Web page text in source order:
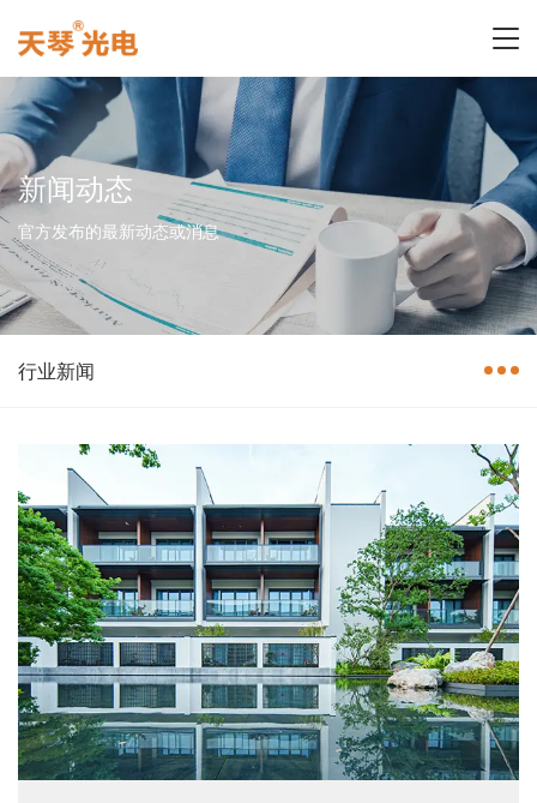
新闻动态
官方发布的最新动态或消息
行业新闻